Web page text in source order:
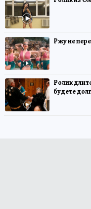
Ржу не
Ролик
будете